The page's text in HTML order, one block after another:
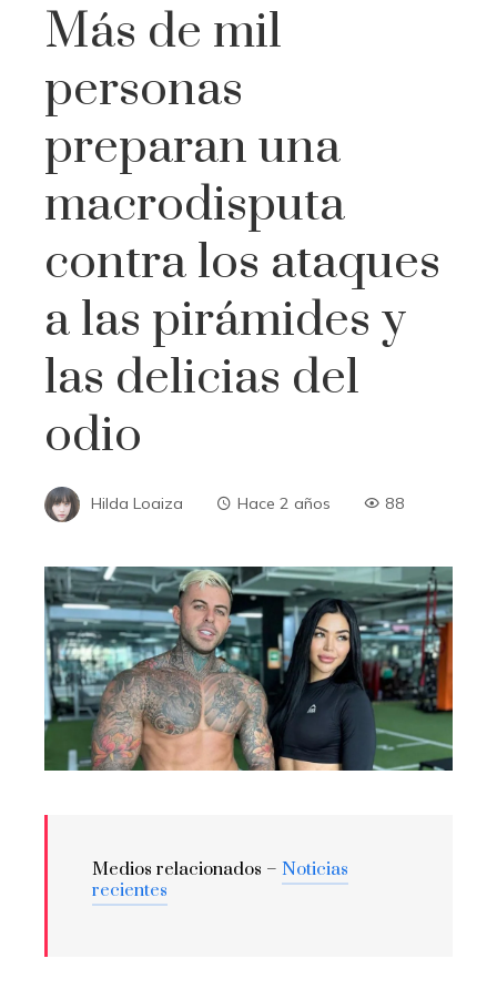
Más de mil
personas
preparan una
macrodisputa
contra los ataques
a las pirámides y
las delicias del
odio
Hilda Loaiza Hace 2 años 88
Medios relacionados – Noticias
recientes